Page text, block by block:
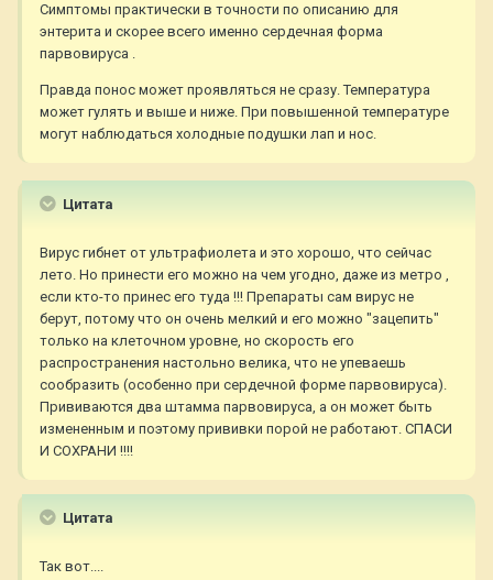
Симптомы практически в точности по описанию для
энтерита и скорее всего именно сердечная форма
парвовируса .
Правда понос может проявляться не сразу. Температура
может гулять и выше и ниже. При повышенной температуре
могут наблюдаться холодные подушки лап и нос.
Цитата
Вирус гибнет от ультрафиолета и это хорошо, что сейчас
лето. Но принести его можно на чем угодно, даже из метро ,
если кто-то принес его туда !!! Препараты сам вирус не
берут, потому что он очень мелкий и его можно "зацепить"
только на клеточном уровне, но скорость его
распространения настольно велика, что не упеваешь
сообразить (особенно при сердечной форме парвовируса).
Прививаются два штамма парвовируса, а он может быть
измененным и поэтому прививки порой не работают. СПАСИ
И СОХРАНИ !!!!
Цитата
Так вот....